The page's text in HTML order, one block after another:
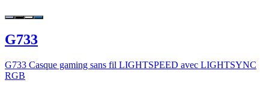
G733
G733 Casque gaming sans fil LIGHTSPEED avec LIGHTSYNC
RGB